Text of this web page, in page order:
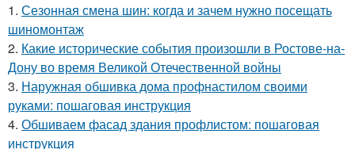
1. Сезонная смена шин: когда и зачем нужно посещать
шиномонтаж
2. Какие исторические события произошли в Ростове-на-
Дону во время Великой Отечественной войны
3. Наружная обшивка дома профнастилом своими
руками: пошаговая инструкция
4. Обшиваем фасад здания профлистом: пошаговая
инструкция